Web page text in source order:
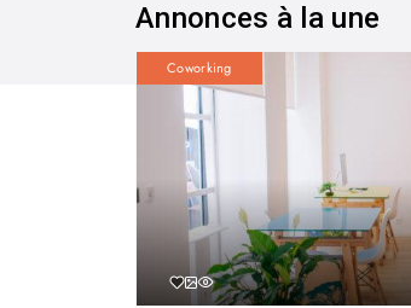
Annonces à la une
Coworking